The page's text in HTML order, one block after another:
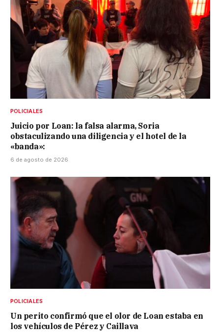
POLICIALES
Juicio por Loan: la falsa alarma, Soria
obstaculizando una diligencia y el hotel de la
«banda»:
6 de agosto de 2026
POLICIALES
Un perito confirmó que el olor de Loan estaba en
los vehículos de Pérez y Caillava